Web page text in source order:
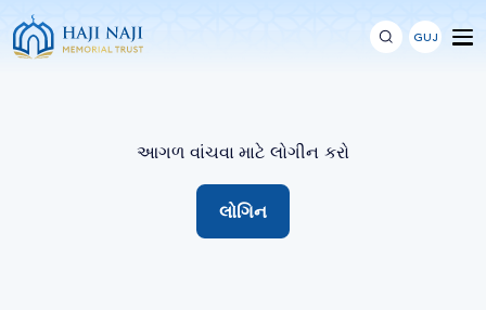
GUJ
આગળ વાંચવા માટે લોગીન કરો
લોગિન